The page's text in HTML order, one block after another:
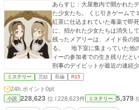
あらすじ：大屋敷内で開かれた
た少女たち。 くじ引きゲームで
紅茶に仕込まれていた毒薬で
に、招かれた少女たちは消失し
残ったメアリーは、メイド長の
る。 地下室に集まっていた他
ィーの参加者での生き残りだと
刑事のデイビットが最近の連続
長に聞き込み調査をしてきたが
の翌日、メイド長は探偵とも話
いるようにメアリーとマーガレ
ィーパーティーで消えた少女た
ミステリー 完結 長編 R15
24h.ポイント 0pt
小説 228,623 位 / 228,623件 ミステリー 5,379